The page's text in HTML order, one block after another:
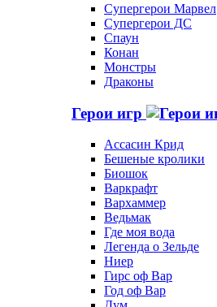
Супергерои Марвел
Супергерои ДС
Спаун
Конан
Монстры
Драконы
Герои игр
Ассасин Крид
Бешеные кролики
Биошок
Варкрафт
Вархаммер
Ведьмак
Где моя вода
Легенда о Зельде
Ниер
Гирс оф Вар
Год оф Вар